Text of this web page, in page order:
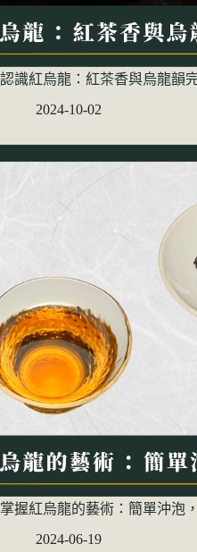
認識紅烏龍：紅茶香與烏龍韻
2024-10-02
掌握紅烏龍的藝術：簡單沖泡
2024-06-19